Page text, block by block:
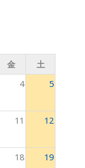
金 土
4 5
11 12
18 19